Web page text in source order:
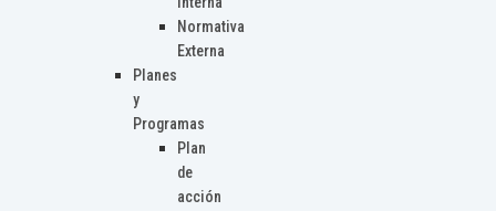
Normativa
Externa
Planes
y
Programas
Plan
de
acción